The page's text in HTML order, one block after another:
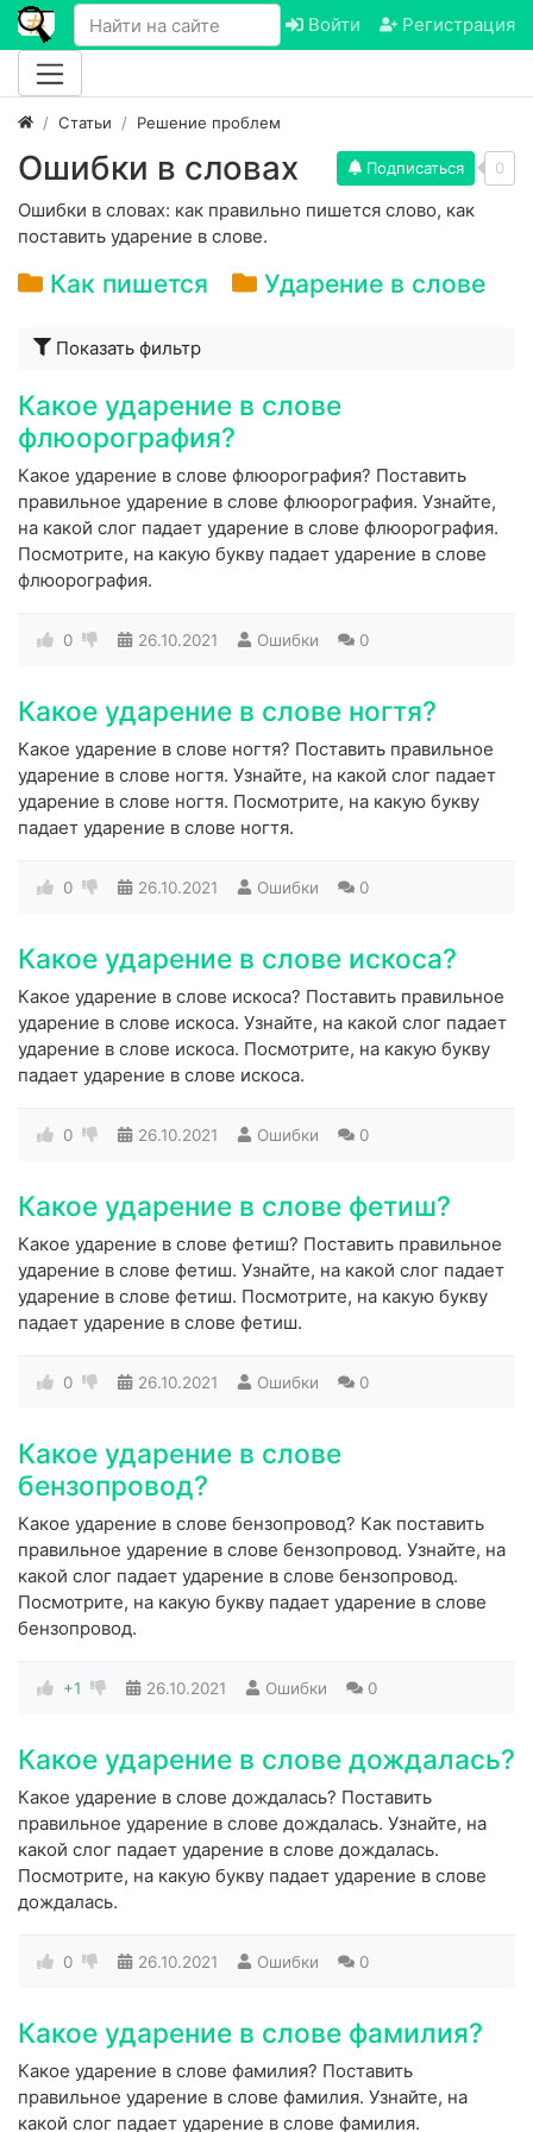
Войти Регистрация
Статьи Решение проблем
Ошибки в словах Подписаться 0
Ошибки в словах: как правильно пишется слово, как
поставить ударение в слове.
Как пишется Ударение в слове
Показать фильтр
Какое ударение в слове
флюорография?
Какое ударение в слове флюорография? Поставить
правильное ударение в слове флюорография. Узнайте,
на какой слог падает ударение в слове флюорография.
Посмотрите, на какую букву падает ударение в слове
флюорография.
0 26.10.2021 Ошибки 0
Какое ударение в слове ногтя?
Какое ударение в слове ногтя? Поставить правильное
ударение в слове ногтя. Узнайте, на какой слог падает
ударение в слове ногтя. Посмотрите, на какую букву
падает ударение в слове ногтя.
0 26.10.2021 Ошибки 0
Какое ударение в слове искоса?
Какое ударение в слове искоса? Поставить правильное
ударение в слове искоса. Узнайте, на какой слог падает
ударение в слове искоса. Посмотрите, на какую букву
падает ударение в слове искоса.
0 26.10.2021 Ошибки 0
Какое ударение в слове фетиш?
Какое ударение в слове фетиш? Поставить правильное
ударение в слове фетиш. Узнайте, на какой слог падает
ударение в слове фетиш. Посмотрите, на какую букву
падает ударение в слове фетиш.
0 26.10.2021 Ошибки 0
Какое ударение в слове
бензопровод?
Какое ударение в слове бензопровод? Как поставить
правильное ударение в слове бензопровод. Узнайте, на
какой слог падает ударение в слове бензопровод.
Посмотрите, на какую букву падает ударение в слове
бензопровод.
+1 26.10.2021 Ошибки 0
Какое ударение в слове дождалась?
Какое ударение в слове дождалась? Поставить
правильное ударение в слове дождалась. Узнайте, на
какой слог падает ударение в слове дождалась.
Посмотрите, на какую букву падает ударение в слове
дождалась.
0 26.10.2021 Ошибки 0
Какое ударение в слове фамилия?
Какое ударение в слове фамилия? Поставить
правильное ударение в слове фамилия. Узнайте, на
какой слог падает ударение в слове фамилия.